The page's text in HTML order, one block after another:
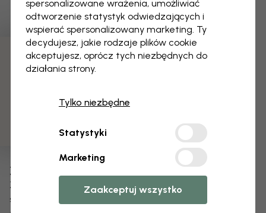
Zmień swoją tapetę
Zespół projektantów dostosuje każdy motyw
specjalnie dla Ciebie.
spersonalizowane wrażenia, umożliwiać
odtworzenie statystyk odwiedzających i
wspierać spersonalizowany marketing. Ty
decydujesz, jakie rodzaje plików cookie
akceptujesz, oprócz tych niezbędnych do
działania strony.
Tylko niezbędne
Statystyki
Marketing
Zaakceptuj wszystko